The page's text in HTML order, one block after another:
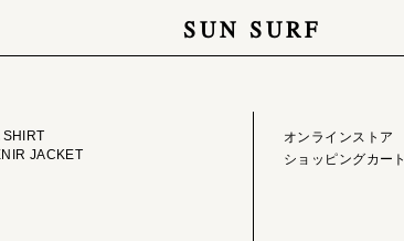
SUN SURFONLINE STORE
JACKET
オンラインストア
ショッピングカート